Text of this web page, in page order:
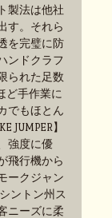
製法は他社
す。それら
を完璧に防
ンドクラフ
られた足数
ど手作業に
でもほとん
JUMPER】
強度に優
飛行機から
ークジャン
ントン州ス
ニーズに柔